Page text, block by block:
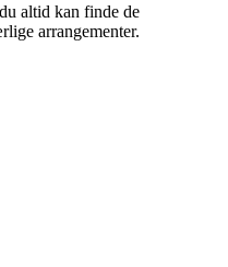
altid kan finde de
arrangementer.